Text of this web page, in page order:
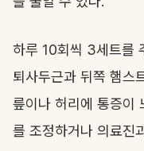
하루 10회씩 3세트를
퇴사두근과 뒤쪽 햄스
릎이나 허리에 통증이
를 조정하거나 의료진